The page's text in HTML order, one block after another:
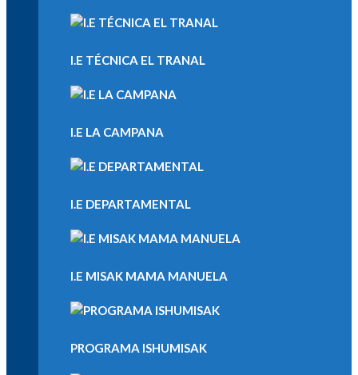
I.E TÉCNICA EL TRANAL
I.E LA CAMPANA
I.E DEPARTAMENTAL
I.E MISAK MAMA MANUELA
PROGRAMA ISHUMISAK